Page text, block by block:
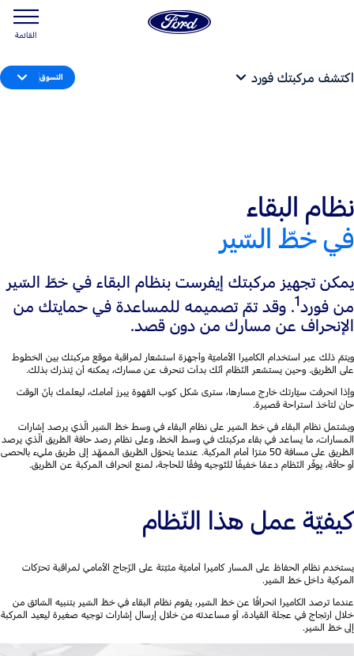
القائمة
اكتشف مركبتك فورد التسوق
نظام البقاء
في خطّ السّير
يمكن تجهيز مركبتك إيفرست بنظام البقاء في خطّ السّير
من فورد1. وقد تمّ تصميمه للمساعدة في حمايتك من
الإنحراف عن مسارك من دون قصد.
ويتمّ ذلك عبر استخدام الكاميرا الأماميّة وأجهزة استشعار لمراقبة موقع مركبتك بين الخطوط
على الطّريق. وحين يستشعر النّظام أنّك بدأت تنحرف عن مسارك، يمكنه أن يُنذرك بذلك.
وإذا انحرفت سيّارتك خارج مسارها، سترى شكل كوب القهوة يبرز أمامك، ليعلمك بأنّ الوقت
حان لتأخذ استراحة قصيرة.
ويشتمل نظام البقاء في خطّ السّير على نظام البقاء في وسط خطّ السّير الّذي يرصد إشارات
المسارات، ما يساعد في بقاء مركبتك في وسط الخطّ، وعلى نظام رصد حافة الطّريق الّذي يرصد
الطّريق على مسافة 50 مترًا أمام المركبة. عندما يتحوّل الطّريق الممهّد إلى طريق مليء بالحصى
أو حافّة، يوفّر النّظام دعمًا خفيفًا للتّوجيه وفقًا للحاجة، لمنع انحراف المركبة عن الطّريق.
كيفيّة عمل هذا النّظام
يستخدم نظام الحفاظ على المسار كاميرا أماميّة مثبّتة على الزّجاج الأمامي لمراقبة تحرّكات
المركبة داخل خطّ السّير.
عندما ترصد الكاميرا انحرافًا عن خطّ السّير، يقوم نظام البقاء في خطّ السّير بتنبيه السّائق من
خلال ارتجاج في عجلة القيادة، أو مساعدته من خلال إرسال إشارات توجيه صغيرة ليعيد المركبة
إلى خطّ السّير.